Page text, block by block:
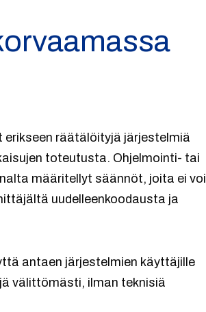
räätälöityjä järjestelmiä
toteutusta. Ohjelmointi- tai
määritellyt säännöt, joita ei voi
uudelleenkoodausta ja
antaen järjestelmien käyttäjille
välittömästi, ilman teknisiä